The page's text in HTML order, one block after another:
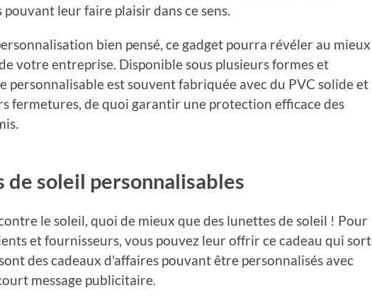
pouvant leur faire plaisir dans ce sens.
bien pensé, ce gadget pourra révéler au mieux
votre entreprise. Disponible sous plusieurs formes et
personnalisable est souvent fabriquée avec du PVC solide et
fermetures, de quoi garantir une protection efficace des
de soleil personnalisables
le soleil, quoi de mieux que des lunettes de soleil ! Pour
et fournisseurs, vous pouvez leur offrir ce cadeau qui sort
des cadeaux d’affaires pouvant être personnalisés avec
message publicitaire.